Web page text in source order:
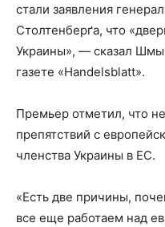
стали заявления
Столтенберґа, что
Украины», — сказал
газете «Handelsblatt».
Премьер отметил, что
препятствий с
членства Украины в ЕС.
«Есть две причины,
все еще работаем над